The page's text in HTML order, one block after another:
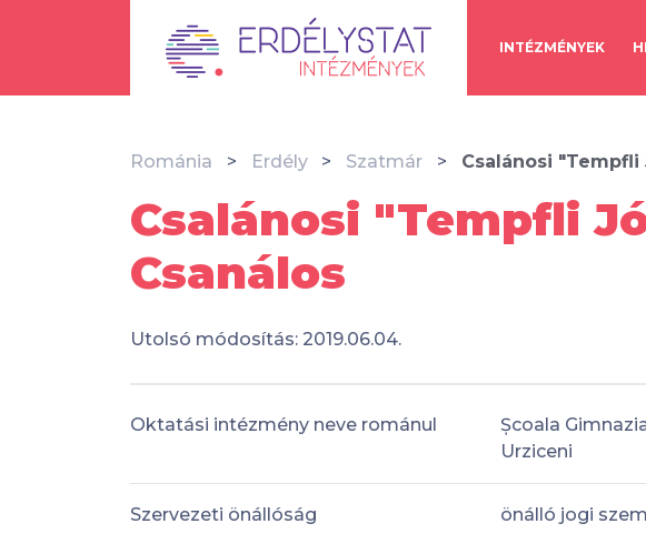
INTÉZMÉNYEK
Románia Erdély Szatmár Csalánosi
Csalánosi "Tempfli
Csanálos
Utolsó módosítás: 2019.06.04.
Oktatási intézmény neve románul
Școala
Urziceni
Szervezeti önállóság önálló jogi